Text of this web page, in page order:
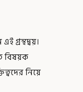
গ্রন্থদ্বয়।
বিষয়ক
নিয়ে